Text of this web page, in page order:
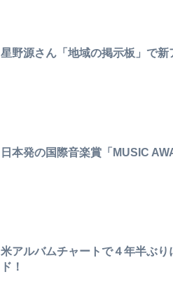
星野源さん「地域の掲示板」で
日本発の国際音楽賞「MUSIC
米アルバムチャートで４年半ぶ
ド！